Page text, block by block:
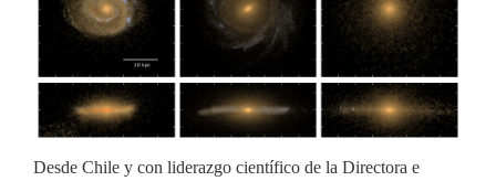
Desde Chile y con liderazgo científico de la Directora e